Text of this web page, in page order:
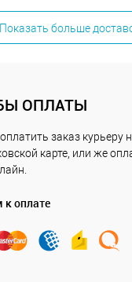
Показать больше
ОПЛАТЫ
заказ курьеру
карте, или же
оплате